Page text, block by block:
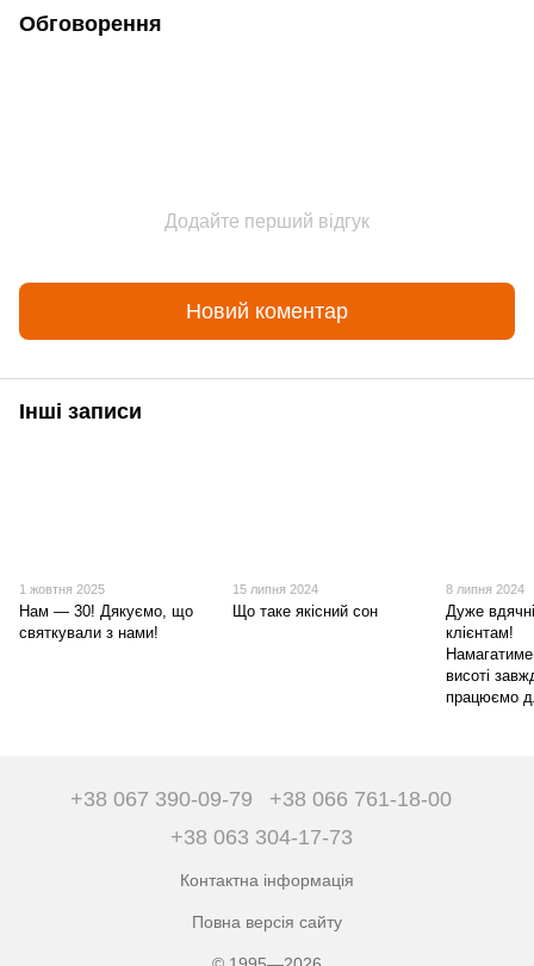
Обговорення
Додайте перший відгук
Новий коментар
Інші записи
1 жовтня 2025
Нам — 30! Дякуємо, що
святкували з нами!
15 липня 2024
Що таке якісний сон
8 липня 2024
Дуже
клієнтам!
висоті
працюємо
+38 067 390-09-79
+38 066 761-18-00
+38 063 304-17-73
Контактна інформація
Повна версія сайту